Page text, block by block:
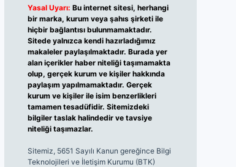
Yasal Uyarı: Bu internet sitesi, herhangi
bir marka, kurum veya şahıs şirketi ile
hiçbir bağlantısı bulunmamaktadır.
Sitede yalnızca kendi hazırladığımız
makaleler paylaşılmaktadır. Burada yer
alan içerikler haber niteliği taşımamakta
olup, gerçek kurum ve kişiler hakkında
paylaşım yapılmamaktadır. Gerçek
kurum ve kişiler ile isim benzerlikleri
tamamen tesadüfidir. Sitemizdeki
bilgiler taslak halindedir ve tavsiye
niteliği taşımazlar.
Sitemiz, 5651 Sayılı Kanun gereğince Bilgi
Teknolojileri ve İletişim Kurumu (BTK)